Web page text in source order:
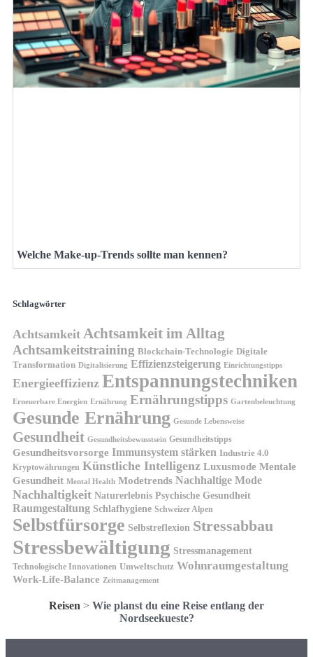
Welche Make-up-Trends sollte man kennen?
Schlagwörter
Achtsamkeit Achtsamkeit im Alltag
Achtsamkeitstraining Blockchain-Technologie Digitale
Transformation Digitalisierung Effizienzsteigerung Einrichtungstipps
Energieeffizienz Entspannungstechniken
Erneuerbare Energien Ernährung Ernährungstipps Gartenbeleuchtung
Gesunde Ernährung Gesunde Lebensweise
Gesundheit Gesundheitsbewusstsein Gesundheitstipps
Gesundheitsvorsorge Immunsystem stärken Industrie 4.0
Kryptowährungen Künstliche Intelligenz Luxusmode Mentale
Gesundheit Mental Health Modetrends Nachhaltige Mode
Nachhaltigkeit Naturerlebnis Psychische Gesundheit
Raumgestaltung Schlafhygiene Schweizer Alpen
Selbstfürsorge Selbstreflexion Stressabbau
Stressbewältigung Stressmanagement
Technologische Innovationen Umweltschutz Wohnraumgestaltung
Work-Life-Balance Zeitmanagement
Reisen > Wie planst du eine Reise entlang der
Nordseekueste?